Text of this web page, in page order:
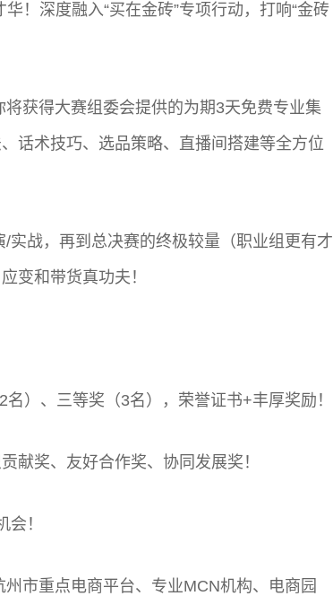
！深度融入“买在金砖”专项行动，打响“金砖
获得大赛组委会提供的为期3天免费专业集
话术技巧、选品策略、直播间搭建等全方位
战，再到总决赛的终极较量（职业组更有才
变和带货真功夫！
）、三等奖（3名），荣誉证书+丰厚奖励！
献奖、友好合作奖、协同发展奖！
！
市重点电商平台、专业MCN机构、电商园